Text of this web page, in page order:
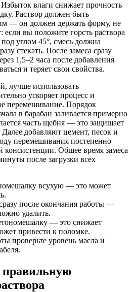
влаги снижает прочность
Раствор должен быть
— он должен держать форму, не
если вы положите горсть раствора
углом 45°, смесь должна
стекать. После замеса сразу
1,5–2 часа после добавления
и теряет свои свойства.
лучше использовать
ускоряет процесс и
перемешивание. Порядок
в барабан заливается примерно
часть щебня — это защищает
добавляют цемент, песок и
перемешивания постепенно
Общее время замеса
после загрузки всех
всухую — это может
после окончания работы —
удалить.
— это снижает
привести к поломке.
проверьте уровень масла и
правильную